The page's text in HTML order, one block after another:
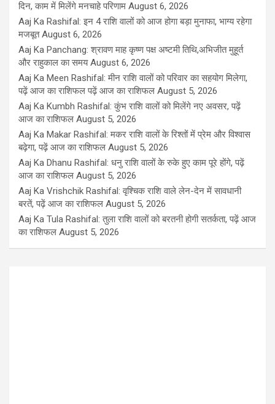
दिन, काम में मिलेंगे मनचाहे परिणाम August 6, 2026
Aaj Ka Rashifal: इन 4 राशि वालों को आज होगा बड़ा मुनाफा, भाग्य रहेगा
मजबूत August 6, 2026
Aaj Ka Panchang: श्रावण माह कृष्ण पक्ष अष्टमी तिथि,अभिजीत मुहूर्त
और राहुकाल का समय August 6, 2026
Aaj Ka Meen Rashifal: मीन राशि वालों को परिवार का सहयोग मिलेगा,
पढ़ें आज का राशिफल पढ़ें आज का राशिफल August 5, 2026
Aaj Ka Kumbh Rashifal: कुंभ राशि वालों को मिलेंगे नए अवसर, पढ़ें
आज का राशिफल August 5, 2026
Aaj Ka Makar Rashifal: मकर राशि वालों के रिश्तों में प्रेम और विश्वास
बढ़ेगा, पढ़ें आज का राशिफल August 5, 2026
Aaj Ka Dhanu Rashifal: धनु राशि वालों के रुके हुए काम पूरे होंगे, पढ़ें
आज का राशिफल August 5, 2026
Aaj Ka Vrishchik Rashifal: वृश्चिक राशि वाले लेन-देन में सावधानी
बरतें, पढ़ें आज का राशिफल August 5, 2026
Aaj Ka Tula Rashifal: तुला राशि वालों को बरतनी होगी सतर्कता, पढ़ें आज
का राशिफल August 5, 2026